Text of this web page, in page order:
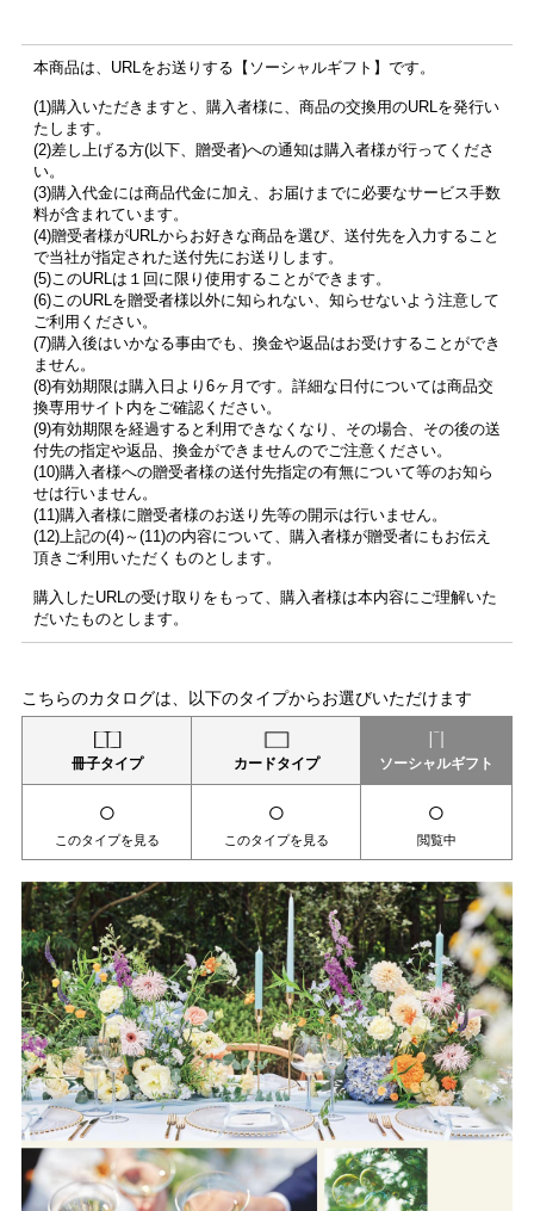
本商品は、URLをお送りする【ソーシャルギフト】です。
(1)購入いただきますと、購入者様に、商品の交換用のURLを発行い
たします。
(2)差し上げる方(以下、贈受者)への通知は購入者様が行ってくださ
い。
(3)購入代金には商品代金に加え、お届けまでに必要なサービス手数
料が含まれています。
(4)贈受者様がURLからお好きな商品を選び、送付先を入力すること
で当社が指定された送付先にお送りします。
(5)このURLは１回に限り使用することができます。
(6)このURLを贈受者様以外に知られない、知らせないよう注意して
ご利用ください。
(7)購入後はいかなる事由でも、換金や返品はお受けすることができ
ません。
(8)有効期限は購入日より6ヶ月です。詳細な日付については商品交
換専用サイト内をご確認ください。
(9)有効期限を経過すると利用できなくなり、その場合、その後の送
付先の指定や返品、換金ができませんのでご注意ください。
(10)購入者様への贈受者様の送付先指定の有無について等のお知ら
せは行いません。
(11)購入者様に贈受者様のお送り先等の開示は行いません。
(12)上記の(4)～(11)の内容について、購入者様が贈受者にもお伝え
頂きご利用いただくものとします。
購入したURLの受け取りをもって、購入者様は本内容にご理解いた
だいたものとします。
こちらのカタログは、以下のタイプからお選びいただけます
冊子タイプ カードタイプ ソーシャルギフト
○
このタイプを見る
○
このタイプを見る
○
閲覧中